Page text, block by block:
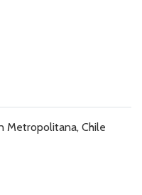
Metropolitana, Chile